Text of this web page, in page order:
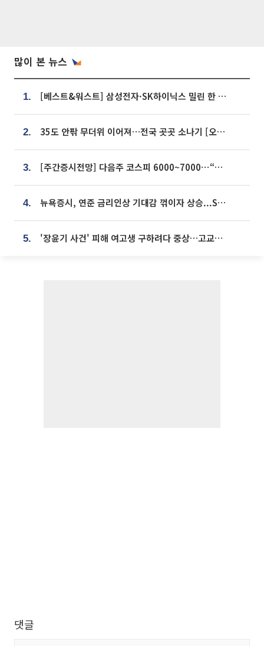
많이 본 뉴스
1. [베스트&워스트] 삼성전자·SK하이닉스 밀린 한 주…상상인증권은 85% 급등
2. 35도 안팎 무더위 이어져…전국 곳곳 소나기 [오늘 날씨]
3. [주간증시전망] 다음주 코스피 6000~7000⋯“外人 수급은 정책이 변수”
4. 뉴욕증시, 연준 금리인상 기대감 꺾이자 상승...S&P500 사상 최고치 [종합]
5. '장윤기 사건' 피해 여고생 구하려다 중상…고교생 의상자 지정
댓글